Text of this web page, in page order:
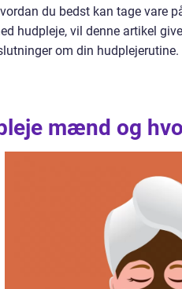
du bedst kan tage vare
hudpleje, vil denne artikel
om din hudplejerutine.
mænd og